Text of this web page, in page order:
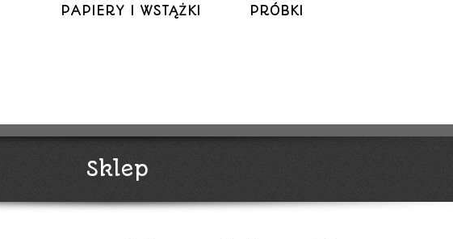
PAPIERY I WSTĄŻKI PRÓBKI
Sklep